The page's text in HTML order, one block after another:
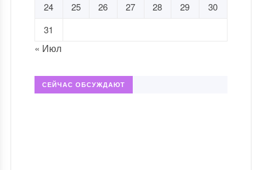
24
25 26 27 28 29
30
31
« Июл
СЕЙЧАС ОБСУЖДАЮТ